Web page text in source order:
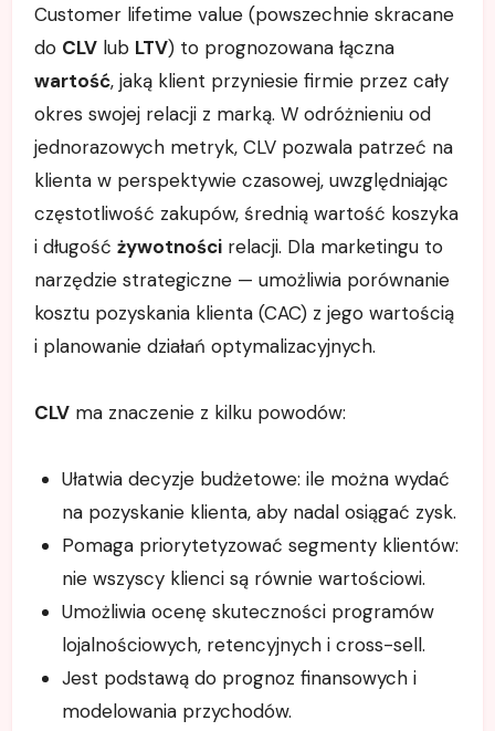
Customer lifetime value (powszechnie skracane
do CLVlub LTV) to prognozowana łączna
wartość, jaką klient przyniesie firmie przez cały
okres swojej relacji z marką. W odróżnieniu od
jednorazowych metryk, CLV pozwala patrzeć na
klienta w perspektywie czasowej, uwzględniając
częstotliwość zakupów, średnią wartość koszyka
i długość żywotnościrelacji. Dla marketingu to
narzędzie strategiczne — umożliwia porównanie
kosztu pozyskania klienta (CAC) z jego wartością
i planowanie działań optymalizacyjnych.
CLVma znaczenie z kilku powodów:
Ułatwia decyzje budżetowe: ile można wydać
na pozyskanie klienta, aby nadal osiągać zysk.
Pomaga priorytetyzować segmenty klientów:
nie wszyscy klienci są równie wartościowi.
Umożliwia ocenę skuteczności programów
lojalnościowych, retencyjnych i cross-sell.
Jest podstawą do prognoz finansowych i
modelowania przychodów.